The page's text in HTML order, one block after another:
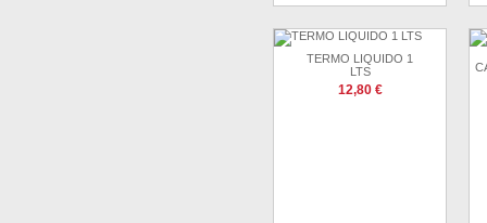
TERMO LIQUIDO 1
LTS
12,80 €